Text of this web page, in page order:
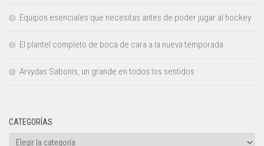
Equipos esenciales que necesitas antes de poder jugar al hockey
El plantel completo de boca de cara a la nueva temporada
Arvydas Sabonis, un grande en todos los sentidos
CATEGORÍAS
Categorías